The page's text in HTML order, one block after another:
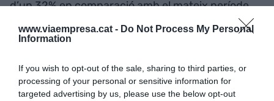
www.viaempresa.cat - Do Not Process My Personal
Information
If you wish to opt-out of the sale, sharing to third parties, or
processing of your personal or sensitive information for
targeted advertising by us, please use the below opt-out
d’un 32% en comparació amb el mateix període
del 2022 i un 19% si es pren de referència el
primer trimestre de l’any. Holaluz té una xarxa de
distribuïda.